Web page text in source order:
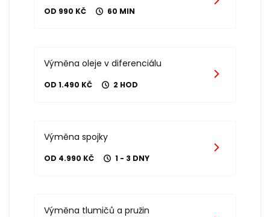
OD 990 KČ 60 MIN
Výměna oleje v diferenciálu
OD 1.490 KČ 2 HOD
Výměna spojky
OD 4.990 KČ 1 - 3 DNY
Výměna tlumičů a pružin